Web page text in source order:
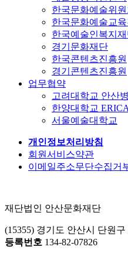
한국문화예술위원
한국문화예술교육
한국예술인복지
경기문화재단
한국콘텐츠진흥원
경기콘텐츠진흥원
업무협약
고려대학교 안산
한양대학교
서울예술대학교
개인정보처리방침
회원서비스약관
이메일주소무단수집거
재단법인 안산문화재단
(15355) 경기도 안산시 단원
등록번호 134-82-07826